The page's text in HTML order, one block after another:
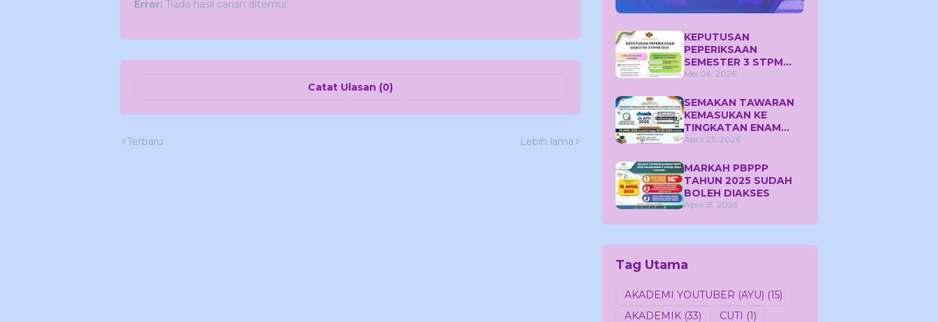
Error: Tiada hasil carian ditemui
Catat Ulasan (0)
Terbaru Lebih lama
KEPUTUSAN
PEPERIKSAAN
SEMESTER 3 STPM
2025
Mei 06, 2026
SEMAKAN TAWARAN
KEMASUKAN KE
TINGKATAN ENAM
SEMESTER 1 TAHUN
April 23, 2026
MARKAH PBPPP
TAHUN 2025 SUDAH
BOLEH DIAKSES
April 15, 2026
Tag Utama
AKADEMI YOUTUBER (AYU) (15)
AKADEMIK (33) CUTI (1)